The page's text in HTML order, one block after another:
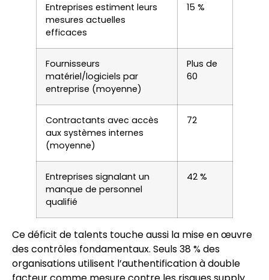
Entreprises estiment leurs
mesures actuelles
efficaces
15 %
Fournisseurs
matériel/logiciels par
entreprise (moyenne)
Plus de
60
Contractants avec accès
aux systèmes internes
(moyenne)
72
Entreprises signalant un
manque de personnel
qualifié
42 %
Ce déficit de talents touche aussi la mise en œuvre
des contrôles fondamentaux. Seuls 38 % des
organisations utilisent l’authentification à double